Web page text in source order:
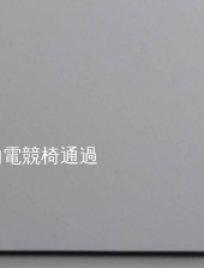
競椅通過